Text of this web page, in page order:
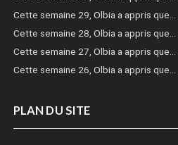
Cette semaine 29, Olbia a appris que…
Cette semaine 28, Olbia a appris que…
Cette semaine 27, Olbia a appris que…
Cette semaine 26, Olbia a appris que…
PLAN DU SITE